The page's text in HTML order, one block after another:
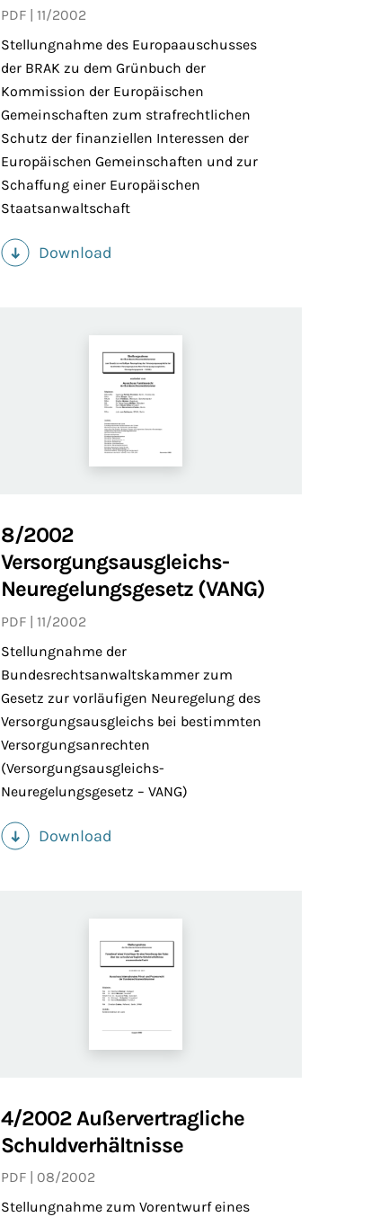
PDF
11/2002
Stellungnahme des Europaauschusses
der BRAK zu dem Grünbuch der
Kommission der Europäischen
Gemeinschaften zum strafrechtlichen
Schutz der finanziellen Interessen der
Europäischen Gemeinschaften und zur
Schaffung einer Europäischen
Staatsanwaltschaft
Download
(PDF)
8/2002
Versorgungsausgleichs-
Neuregelungsgesetz (VANG)
PDF
11/2002
Stellungnahme der
Bundesrechtsanwaltskammer zum
Gesetz zur vorläufigen Neuregelung des
Versorgungsausgleichs bei bestimmten
Versorgungsanrechten
(Versorgungsausgleichs-
Neuregelungsgesetz – VANG)
Download
(PDF)
4/2002 Außervertragliche
Schuldverhältnisse
PDF
08/2002
Stellungnahme zum Vorentwurf eines